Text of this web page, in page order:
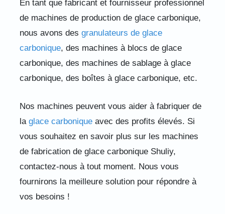
En tant que fabricant et fournisseur professionnel
de machines de production de glace carbonique,
nous avons des granulateurs de glace
carbonique, des machines à blocs de glace
carbonique, des machines de sablage à glace
carbonique, des boîtes à glace carbonique, etc.
Nos machines peuvent vous aider à fabriquer de
la glace carboniqueavec des profits élevés. Si
vous souhaitez en savoir plus sur les machines
de fabrication de glace carbonique Shuliy,
contactez-nous à tout moment. Nous vous
fournirons la meilleure solution pour répondre à
vos besoins !